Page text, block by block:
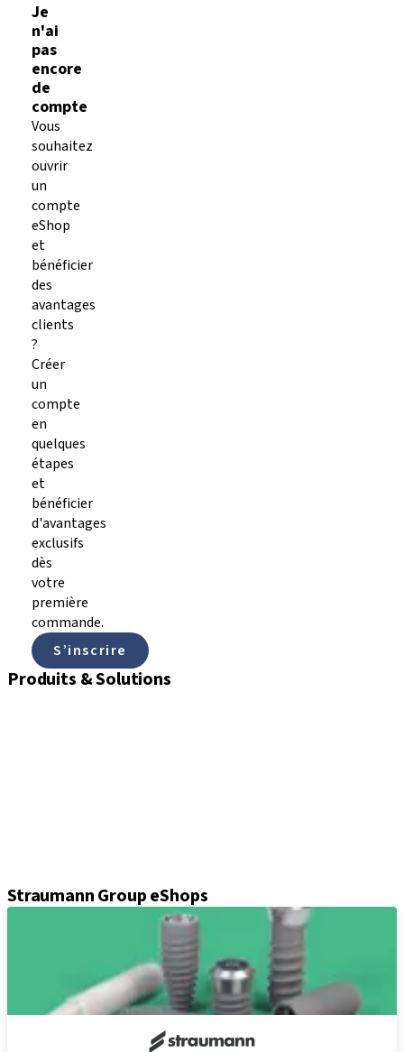
Je
n'ai
pas
encore
de
compte
Vous
souhaitez
ouvrir
un
compte
eShop
et
bénéficier
des
avantages
clients
?
Créer
un
compte
en
quelques
étapes
et
bénéficier
d'avantages
exclusifs
dès
votre
première
commande.
S’inscrire
Produits & Solutions
Straumann Group eShops